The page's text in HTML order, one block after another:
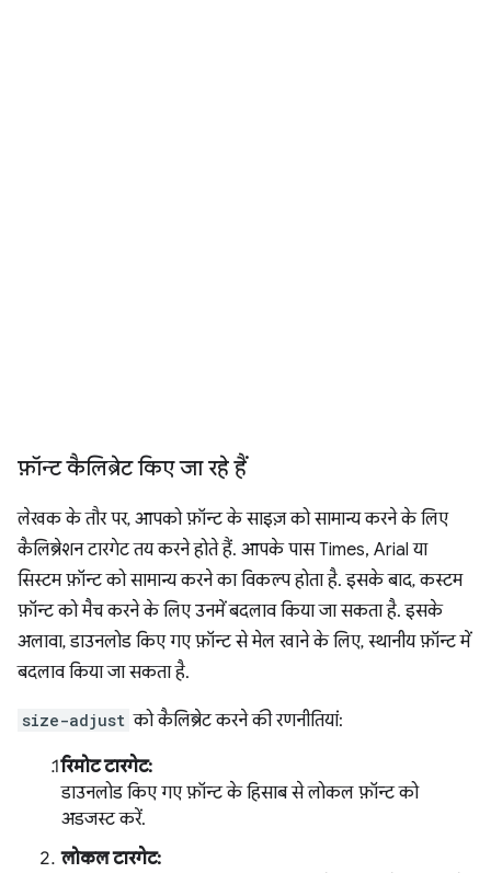
फ़ॉन्ट कैलिब्रेट किए जा रहे हैं
लेखक के तौर पर, आपको फ़ॉन्ट के साइज़ को सामान्य करने के लिए
कैलिब्रेशन टारगेट तय करने होते हैं. आपके पास Times, Arial या
सिस्टम फ़ॉन्ट को सामान्य करने का विकल्प होता है. इसके बाद, कस्टम
फ़ॉन्ट को मैच करने के लिए उनमें बदलाव किया जा सकता है. इसके
अलावा, डाउनलोड किए गए फ़ॉन्ट से मेल खाने के लिए, स्थानीय फ़ॉन्ट में
बदलाव किया जा सकता है.
size-adjust को कैलिब्रेट करने की रणनीतियां:
रिमोट टारगेट:
डाउनलोड किए गए फ़ॉन्ट के हिसाब से लोकल फ़ॉन्ट को
अडजस्ट करें.
लोकल टारगेट: